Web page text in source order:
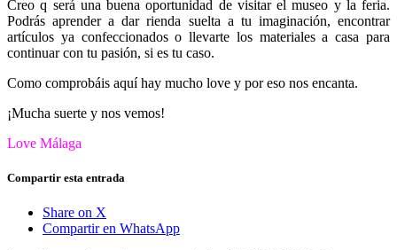
Creo q será una buena oportunidad de visitar el museo y la feria.
Podrás aprender a dar rienda suelta a tu imaginación, encontrar
artículos ya confeccionados o llevarte los materiales a casa para
continuar con tu pasión, si es tu caso.
Como comprobáis aquí hay mucho love y por eso nos encanta.
¡Mucha suerte y nos vemos!
Love Málaga
Compartir esta entrada
Share on X
Compartir en WhatsApp